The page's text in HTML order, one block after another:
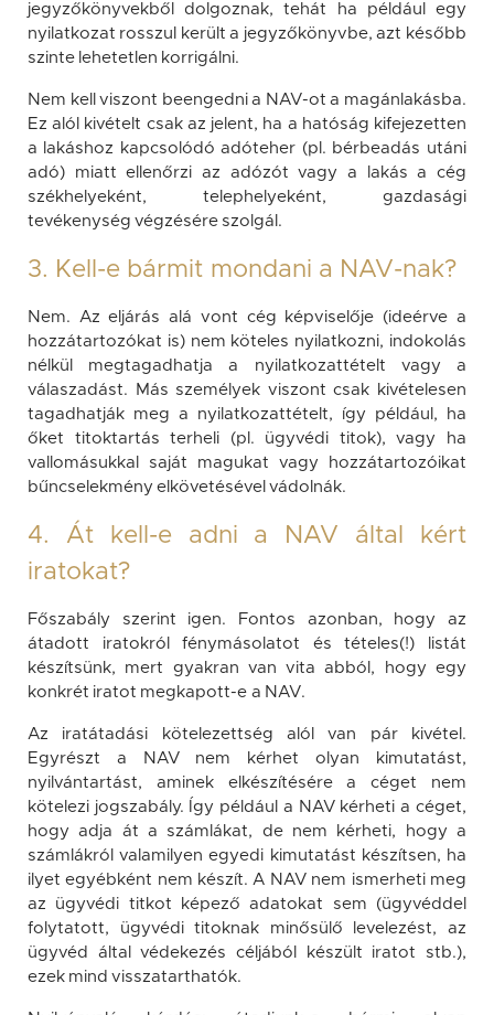
jegyzőkönyvekből dolgoznak, tehát ha például egy
nyilatkozat rosszul került a jegyzőkönyvbe, azt később
szinte lehetetlen korrigálni.
Nem kell viszont beengedni a NAV-ot a magánlakásba.
Ez alól kivételt csak az jelent, ha a hatóság kifejezetten
a lakáshoz kapcsolódó adóteher (pl. bérbeadás utáni
adó) miatt ellenőrzi az adózót vagy a lakás a cég
székhelyeként, telephelyeként, gazdasági
tevékenység végzésére szolgál.
3. Kell-e bármit mondani a NAV-nak?
Nem. Az eljárás alá vont cég képviselője (ideérve a
hozzátartozókat is) nem köteles nyilatkozni, indokolás
nélkül megtagadhatja a nyilatkozattételt vagy a
válaszadást. Más személyek viszont csak kivételesen
tagadhatják meg a nyilatkozattételt, így például, ha
őket titoktartás terheli (pl. ügyvédi titok), vagy ha
vallomásukkal saját magukat vagy hozzátartozóikat
bűncselekmény elkövetésével vádolnák.
4. Át kell-e adni a NAV által kért
iratokat?
Főszabály szerint igen. Fontos azonban, hogy az
átadott iratokról fénymásolatot és tételes(!) listát
készítsünk, mert gyakran van vita abból, hogy egy
konkrét iratot megkapott-e a NAV.
Az iratátadási kötelezettség alól van pár kivétel.
Egyrészt a NAV nem kérhet olyan kimutatást,
nyilvántartást, aminek elkészítésére a céget nem
kötelezi jogszabály. Így például a NAV kérheti a céget,
hogy adja át a számlákat, de nem kérheti, hogy a
számlákról valamilyen egyedi kimutatást készítsen, ha
ilyet egyébként nem készít. A NAV nem ismerheti meg
az ügyvédi titkot képező adatokat sem (ügyvéddel
folytatott, ügyvédi titoknak minősülő levelezést, az
ügyvéd által védekezés céljából készült iratot stb.),
ezek mind visszatarthatók.